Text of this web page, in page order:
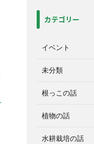
カテゴリー
イベント
未分類
根っこの話
植物の話
水耕栽培の話